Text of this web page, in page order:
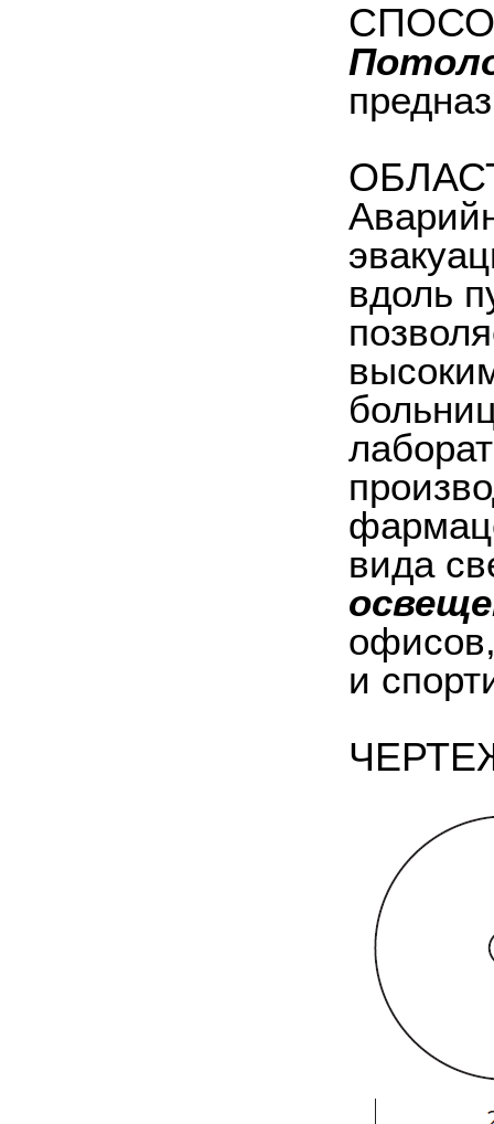
вдоль
вида
и